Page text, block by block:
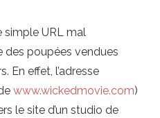
simple URL mal
des poupées vendues
En effet, l’adresse
www.wickedmovie.com)
le site d’un studio de